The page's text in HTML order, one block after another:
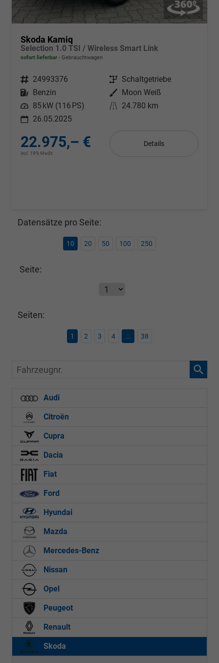
Skoda Kamiq
Selection 1.0 TSI / Wireless Smart Link
sofort lieferbar Gebrauchtwagen
Fahrzeugnr. 24993376 Getriebe Schaltgetriebe
Kraftstoff
Benzin Außenfarbe
Moon Weiß
Leistung 85 kW (116 PS) Kilometerstand 24.780 km
26.05.2025
22.975,– €
incl. 19% MwSt.
Details
Datensätze pro Seite:
10 20 50 100 250
Seite:
Seiten:
1 2 3 4 ... 38
Fahrzeugnr.
Audi
Citroën
Cupra
Dacia
Fiat
Ford
Hyundai
Mazda
Mercedes-Benz
Nissan
Opel
Peugeot
Renault
Skoda